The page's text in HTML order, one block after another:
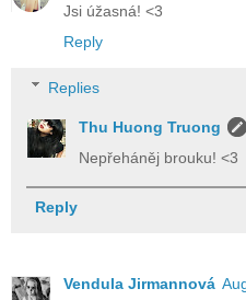
Jsi úžasná! <3
Reply
Replies
Thu Huong Truong
Nepřeháněj brouku! <3
Reply
Vendula Jirmannová